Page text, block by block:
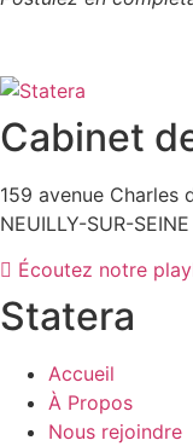
Cabinet
159 avenue Charles
NEUILLY-SUR-SEINE
Écoutez notre
Statera
Accueil
À Propos
Nous rejoindre